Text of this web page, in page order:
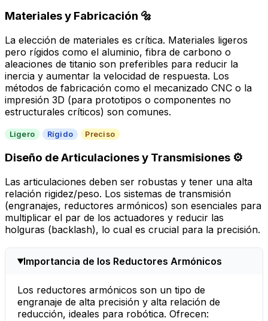
Materiales y Fabricación 🔩
La elección de materiales es crítica. Materiales ligeros
pero rígidos como el aluminio, fibra de carbono o
aleaciones de titanio son preferibles para reducir la
inercia y aumentar la velocidad de respuesta. Los
métodos de fabricación como el mecanizado CNC o la
impresión 3D (para prototipos o componentes no
estructurales críticos) son comunes.
Ligero Rígido Preciso
Diseño de Articulaciones y Transmisiones ⚙️
Las articulaciones deben ser robustas y tener una alta
relación rigidez/peso. Los sistemas de transmisión
(engranajes, reductores armónicos) son esenciales para
multiplicar el par de los actuadores y reducir las
holguras (backlash), lo cual es crucial para la precisión.
Importancia de los Reductores Armónicos
Los reductores armónicos son un tipo de
engranaje de alta precisión y alta relación de
reducción, ideales para robótica. Ofrecen: